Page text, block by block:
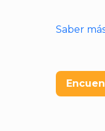
Saber